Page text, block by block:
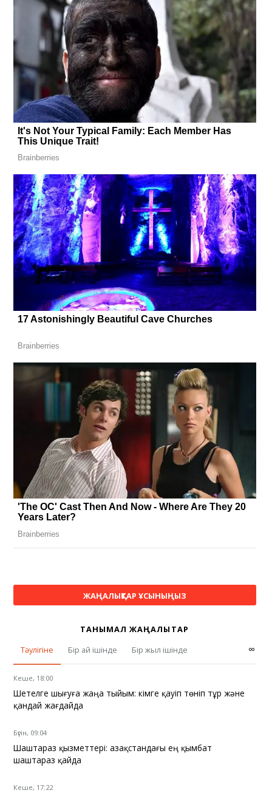
ЖАҢАЛЫҚТАР ҰСЫНЫҢЫЗ
ТАНЫМАЛ ЖАҢАЛЫҚТАР
Тәулігіне
Бір ай ішінде Бір жыл ішінде ∞
Кеше, 18:00
Шетелге шығуға жаңа тыйым: кімге қауіп төніп тұр және
қандай жағдайда
Бүгін, 09:04
Шаштараз қызметтері: Қазақстандағы ең қымбат
шаштараз қайда
Кеше, 17:22